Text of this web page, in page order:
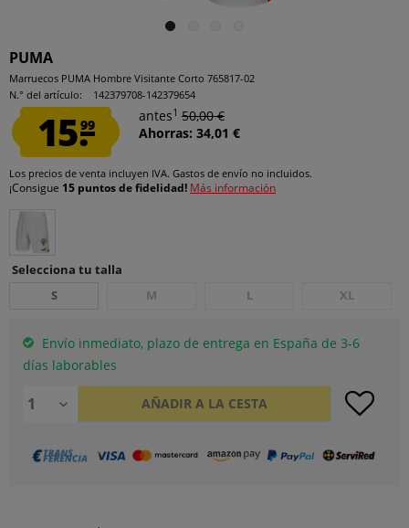
PUMA
Marruecos PUMA Hombre Visitante Corto 765817-02
N.° del artículo:
142379708-142379654
15.99
antes1 50,00 €
Ahorras: 34,01 €
Los precios de venta incluyen IVA. Gastos de envío no incluidos.
¡Consigue 15 puntos de fidelidad! Más información
Selecciona tu talla
S
M L XL
Envío inmediato, plazo de entrega en España de 3-6
días laborables
AÑADIR A LA CESTA